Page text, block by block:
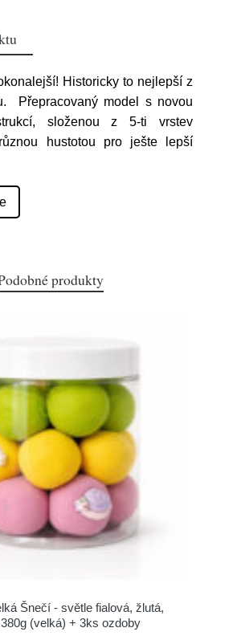
Historicky to nejlepší z
Přepracovaný model s novou
složenou z 5-ti vrstev
hustotou pro ješte lepší
produkty
Šnečí - světle fialová, žlutá,
(velká) + 3ks ozdoby